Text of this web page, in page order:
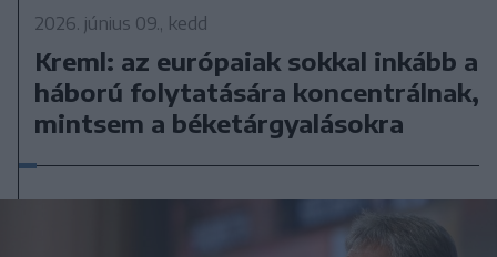
2026. június 09., kedd
Kreml: az európaiak sokkal inkább a
háború folytatására koncentrálnak,
mintsem a béketárgyalásokra